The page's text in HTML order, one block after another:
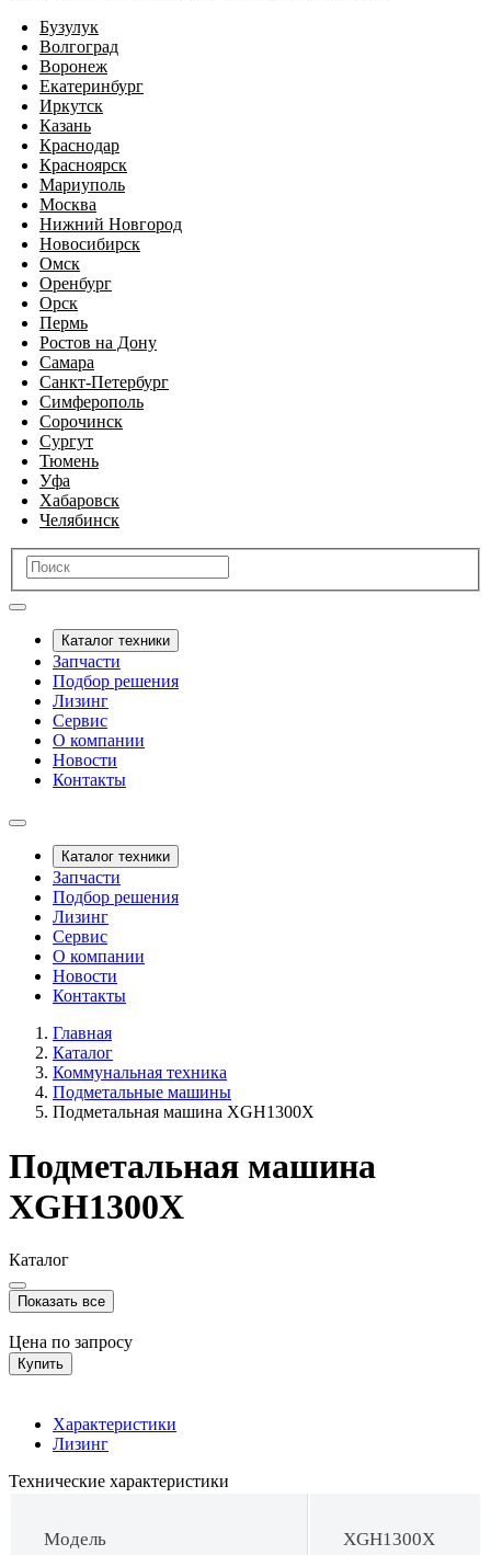
Бузулук
Волгоград
Воронеж
Екатеринбург
Иркутск
Казань
Краснодар
Красноярск
Мариуполь
Москва
Нижний Новгород
Новосибирск
Омск
Оренбург
Орск
Пермь
Ростов на Дону
Самара
Санкт-Петербург
Симферополь
Сорочинск
Сургут
Тюмень
Уфа
Хабаровск
Челябинск
Каталог техники
Запчасти
Подбор решения
Лизинг
Сервис
О компании
Новости
Контакты
Каталог техники
Запчасти
Подбор решения
Лизинг
Сервис
О компании
Новости
Контакты
Главная
Каталог
Коммунальная техника
Подметальные машины
Подметальная машина XGH1300X
Подметальная машина
XGH1300X
Каталог
Показать все
Цена по запросу
Купить
Характеристики
Лизинг
Технические характеристики
Модель XGH1300X